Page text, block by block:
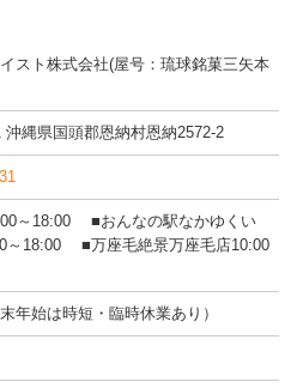
スト株式会社(屋号：琉球銘菓三矢本
沖縄県国頭郡恩納村恩納2572-2
～18:00 ■おんなの駅なかゆくい
～18:00 ■万座毛絶景万座毛店10:00
年始は時短・臨時休業あり）